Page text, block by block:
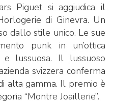
Piguet si aggiudica il
di Ginevra. Un
dallo stile unico. Le sue
punk in un’ottica
e lussuosa. Il lussuoso
svizzera conferma
alta gamma. Il premio è
“Montre Joaillerie”.